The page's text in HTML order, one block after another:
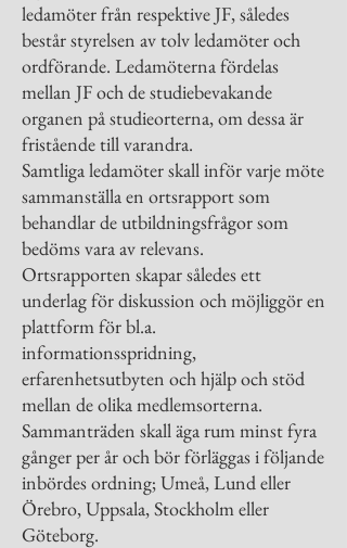
ledamöter från respektive JF, således
består styrelsen av tolv ledamöter och
ordförande. Ledamöterna fördelas
mellan JF och de studiebevakande
organen på studieorterna, om dessa är
fristående till varandra.
Samtliga ledamöter skall inför varje möte
sammanställa en ortsrapport som
behandlar de utbildningsfrågor som
bedöms vara av relevans.
Ortsrapporten skapar således ett
underlag för diskussion och möjliggör en
plattform för bl.a.
informationsspridning,
erfarenhetsutbyten och hjälp och stöd
mellan de olika medlemsorterna.
Sammanträden skall äga rum minst fyra
gånger per år och bör förläggas i följande
inbördes ordning; Umeå, Lund eller
Örebro, Uppsala, Stockholm eller
Göteborg.